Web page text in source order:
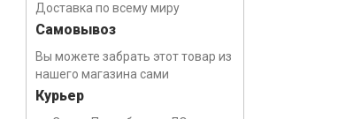
Доставка по всему миру
Самовывоз
Вы можете забрать этот товар из
нашего магазина сами
Курьер